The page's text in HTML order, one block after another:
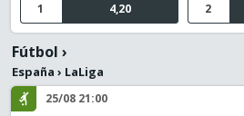
4,20
1 2
Fútbol ›
España › LaLiga
25/08 21:00